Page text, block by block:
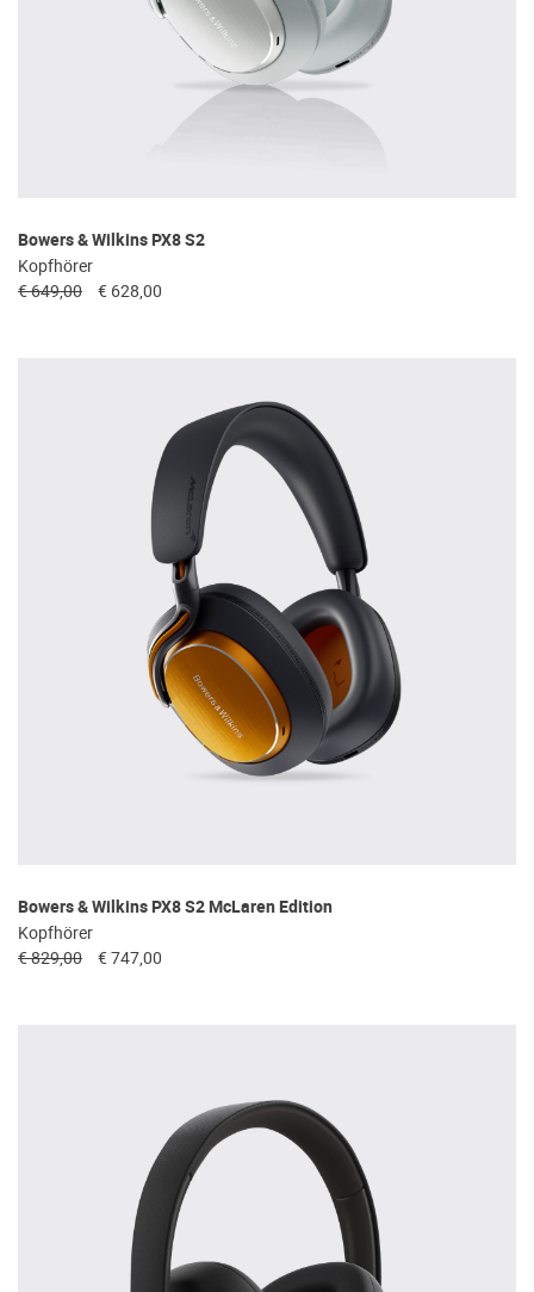
Bowers & Wilkins PX8 S2
Kopfhörer
€ 649,00
€ 628,00
Bowers & Wilkins PX8 S2 McLaren Edition
Kopfhörer
€ 829,00
€ 747,00